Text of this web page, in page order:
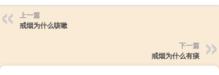
上一篇
戒烟为什么咳嗽
下一篇
戒烟为什么有痰